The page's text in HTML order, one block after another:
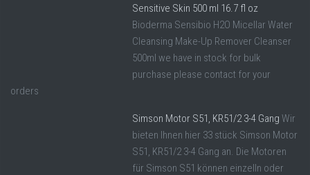
Sensitive Skin 500 ml 16.7 fl oz
Bioderma Sensibio H2O Micellar Water
Cleansing Make-Up Remover Cleanser
500ml we have in stock for bulk
purchase please contact for your
orders
Simson Motor S51, KR51/2 3-4 Gang Wir
bieten Ihnen hier 33 stück Simson Motor
S51, KR51/2 3-4 Gang an. Die Motoren
für Simson S51 können einzelln oder